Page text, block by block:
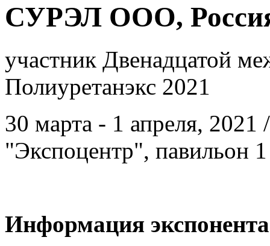
СУРЭЛ ООО,
участник Двенадцатой
Полиуретанэкс 2021
30 марта - 1 апреля,
"Экспоцентр", павильон 1
Информация